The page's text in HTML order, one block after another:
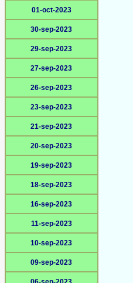
01-oct-2023
30-sep-2023
29-sep-2023
27-sep-2023
26-sep-2023
23-sep-2023
21-sep-2023
20-sep-2023
19-sep-2023
18-sep-2023
16-sep-2023
11-sep-2023
10-sep-2023
09-sep-2023